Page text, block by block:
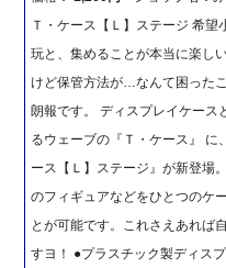
Ｔ・ケース【Ｌ】ステージ 希
玩と、集めることが本当に楽し
けど保管方法が…なんて困った
朗報です。 ディスプレイケース
るウェーブの『Ｔ・ケース』 に
ース【Ｌ】ステージ』が新登場
のフィギュアなどをひとつのケ
とが可能です。これさえあれば
すヨ！ ●プラスチック製ディス